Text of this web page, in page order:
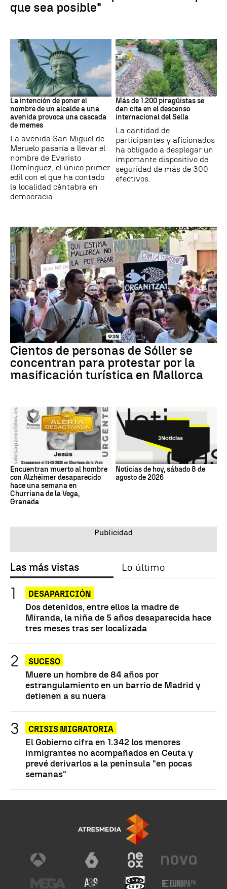
que sea posible"
MEMES
La intención de poner el
nombre de un alcalde a una
avenida provoca una cascada
de memes
La avenida San Miguel de
Meruelo pasaría a llevar el
nombre de Evaristo
Domínguez, el único primer
edil con el que ha contado
la localidad cántabra en
democracia.
Asturias
Más de 1.200 piragüistas se
dan cita en el descenso
internacional del Sella
La cantidad de
participantes y aficionados
ha obligado a desplegar un
importante dispositivo de
seguridad de más de 300
efectivos.
Cientos de personas de Sóller se
concentran para protestar por la
masificación turística en Mallorca
Encuentran muerto al hombre
con Alzhéimer desaparecido
hace una semana en
Churriana de la Vega,
Granada
Noticias de hoy, sábado 8 de
agosto de 2026
Las más vistas Lo último
DESAPARICIÓN
Dos detenidos, entre ellos la madre de
Miranda, la niña de 5 años desaparecida hace
tres meses tras ser localizada
SUCESO
Muere un hombre de 84 años por
estrangulamiento en un barrio de Madrid y
detienen a su nuera
CRISIS MIGRATORIA
El Gobierno cifra en 1.342 los menores
inmigrantes no acompañados en Ceuta y
prevé derivarlos a la península "en pocas
semanas"